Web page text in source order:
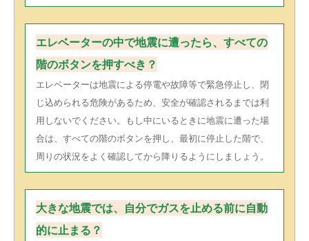
エレベーターの中で地震に遭ったら、すべての
階のボタンを押すべき？
エレベーターは地震による停電や故障等で緊急停止し、閉
じ込められる危険があるため、安全が確認されるまでは利
用しないでください。もし中にいるときに地震に遭った場
合は、すべての階のボタンを押し、最初に停止した階で、
周りの状況をよく確認してから降りるようにしましょう。
大きな地震では、自分でガスを止める前に自動
的に止まる？